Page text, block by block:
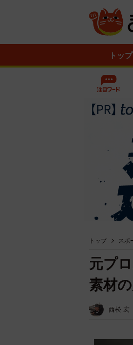
トップ
トップ スポ
元プ
素材
西松 宏